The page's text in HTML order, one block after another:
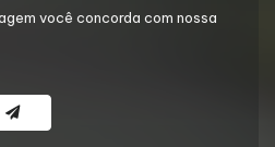
você concorda com nossa